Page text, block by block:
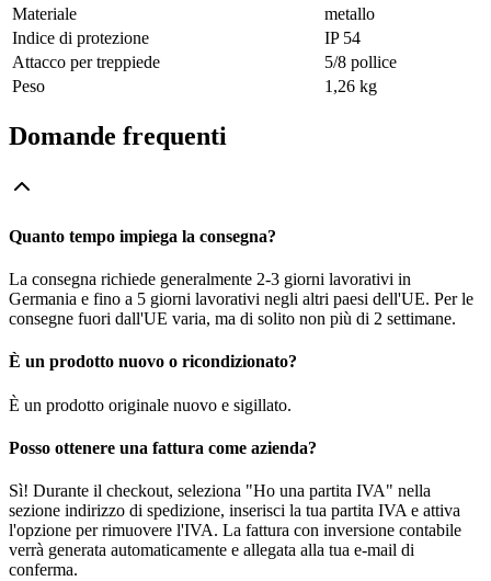
Materiale
metallo
Indice di protezione
IP 54
Attacco per treppiede
5/8 pollice
Peso
1,26 kg
Domande frequenti
Quanto tempo impiega la consegna?
La consegna richiede generalmente 2-3 giorni lavorativi in
Germania e fino a 5 giorni lavorativi negli altri paesi dell'UE. Per le
consegne fuori dall'UE varia, ma di solito non più di 2 settimane.
È un prodotto nuovo o ricondizionato?
È un prodotto originale nuovo e sigillato.
Posso ottenere una fattura come azienda?
Sì! Durante il checkout, seleziona "Ho una partita IVA" nella
sezione indirizzo di spedizione, inserisci la tua partita IVA e attiva
l'opzione per rimuovere l'IVA. La fattura con inversione contabile
verrà generata automaticamente e allegata alla tua e-mail di
conferma.